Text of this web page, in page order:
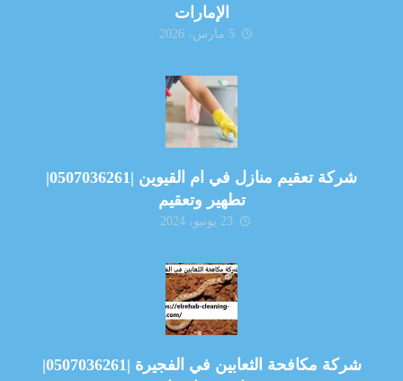
الإمارات
5 مارس، 2026
شركة تعقيم منازل في ام القيوين |0507036261|
تطهير وتعقيم
23 يونيو، 2024
شركة مكافحة الثعابين في الفجيرة |0507036261|